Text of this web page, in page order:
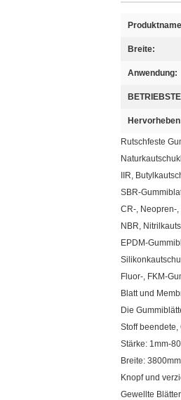
Breite:
Anwendung:
Rutschfeste
IIR,
SBR-
CR-, Neopren-
NBR,
EPDM-
Fluor-, FKM-
Blatt und
Die
Stoff beendete,
Stärke: 1mm-
Breite:
Knopf und
Gewellte